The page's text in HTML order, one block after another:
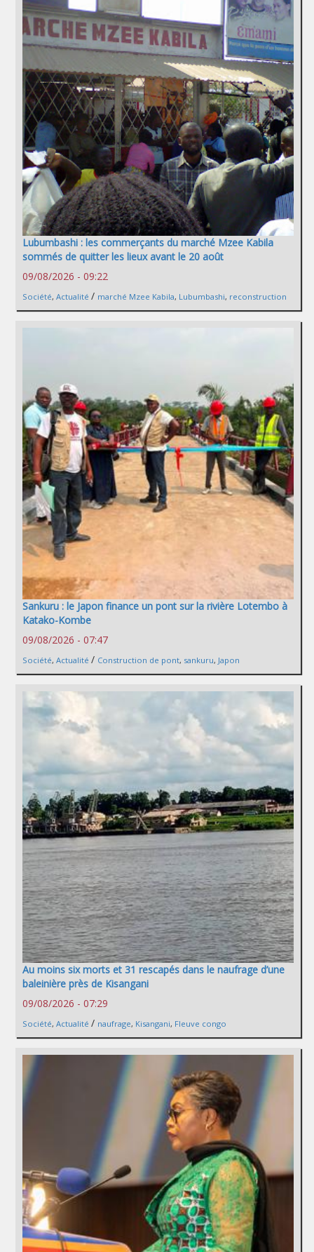
Lubumbashi : les commerçants du marché Mzee Kabila
sommés de quitter les lieux avant le 20 août
09/08/2026 - 09:22
Société, Actualité / marché Mzee Kabila, Lubumbashi, reconstruction
Sankuru : le Japon finance un pont sur la rivière Lotembo à
Katako-Kombe
09/08/2026 - 07:47
Société, Actualité / Construction de pont, sankuru, Japon
Au moins six morts et 31 rescapés dans le naufrage d’une
baleinière près de Kisangani
09/08/2026 - 07:29
Société, Actualité / naufrage, Kisangani, Fleuve congo